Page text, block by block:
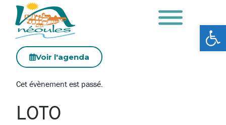
Voir l'agenda
Cet évènement est passé.
LOTO